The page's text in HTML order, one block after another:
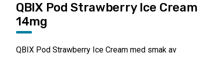
QBIX Pod Strawberry Ice Cream
14mg
QBIX Pod Strawberry Ice Cream med smak av